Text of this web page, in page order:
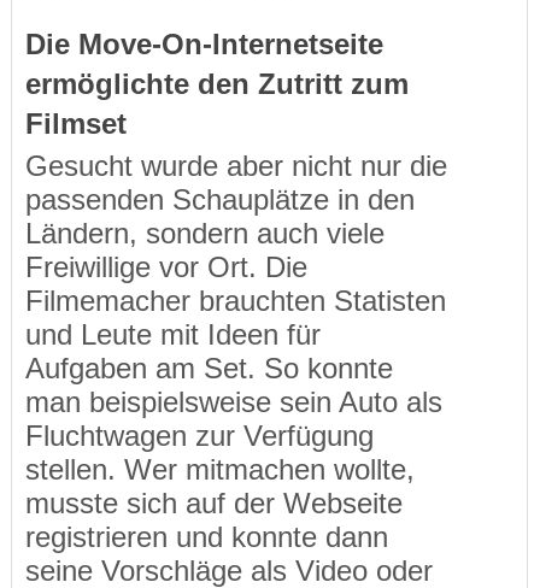
Die Move-On-Internetseite
ermöglichte den Zutritt zum
Filmset
Gesucht wurde aber nicht nur die
passenden Schauplätze in den
Ländern, sondern auch viele
Freiwillige vor Ort. Die
Filmemacher brauchten Statisten
und Leute mit Ideen für
Aufgaben am Set. So konnte
man beispielsweise sein Auto als
Fluchtwagen zur Verfügung
stellen. Wer mitmachen wollte,
musste sich auf der Webseite
registrieren und konnte dann
seine Vorschläge als Video oder